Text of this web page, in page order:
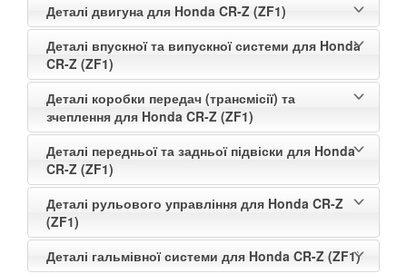
Деталі двигуна для Honda CR-Z (ZF1)
Деталі впускної та випускної системи для Honda
CR-Z (ZF1)
Деталі коробки передач (трансмісії) та
зчеплення для Honda CR-Z (ZF1)
Деталі передньої та задньої підвіски для Honda
CR-Z (ZF1)
Деталі рульового управління для Honda CR-Z
(ZF1)
Деталі гальмівної системи для Honda CR-Z (ZF1)